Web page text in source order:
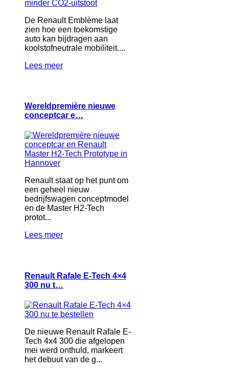
De Renault Emblème laat
zien hoe een toekomstige
auto kan bijdragen aan
koolstofneutrale mobiliteit....
Lees meer
Wereldpremière nieuwe
conceptcar e…
Renault staat op het punt om
een geheel nieuw
bedrijfswagen conceptmodel
en de Master H2-Tech
protot...
Lees meer
Renault Rafale E-Tech 4×4
300 nu t…
De nieuwe Renault Rafale E-
Tech 4x4 300 die afgelopen
mei werd onthuld, markeert
het debuut van de g...